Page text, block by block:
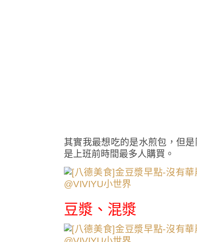
其實我最想吃的是水煎包，但
是上班前時間最多人購買。
豆漿、混漿